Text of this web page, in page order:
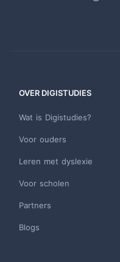
OVER DIGISTUDIES
Wat is Digistudies?
Voor ouders
Leren met dyslexie
Voor scholen
Partners
Blogs